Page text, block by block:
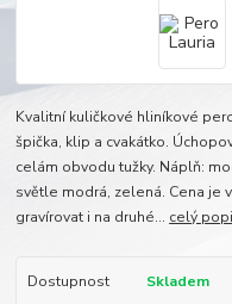
Kvalitní kuličkové hliníkové
špička, klip a cvakátko.
celám obvodu tužky. Náplň:
světle modrá, zelená. Cena je
gravírovat i na druhé... celý
Dostupnost
Skladem